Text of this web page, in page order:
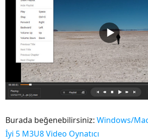
Burada beğenebilirsiniz:Windows/
İyi 5 M3U8 Video Oynatıcı